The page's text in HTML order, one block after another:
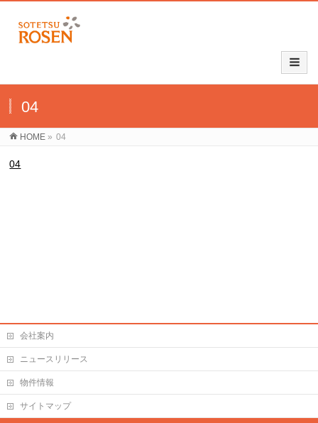
04
HOME » 04
04
会社案内
ニュースリリース
物件情報
サイトマップ